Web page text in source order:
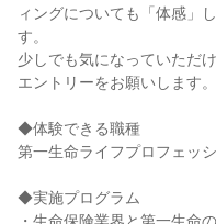
ィングについても「体感」
す。
少しでも気になっていただ
エントリーをお願いします。
◆体験できる職種
第一生命ライフプロフェッ
◆実施プログラム